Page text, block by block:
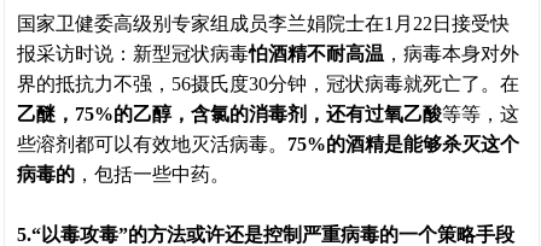
国家卫健委高级别专家组成员李兰娟院士在1月22日接受快
报采访时说：新型冠状病毒怕酒精不耐高温 ，病毒本身对外
界的抵抗力不强，56摄氏度30分钟，冠状病毒就死亡了。在
乙醚，75%的乙醇，含氯的消毒剂，还有过氧乙酸等等，这
些溶剂都可以有效地灭活病毒。 75%的酒精是能够杀灭这个
病毒的 ，包括一些中药。
5.“以毒攻毒”的方法或许还是控制严重病毒的一个策略手段